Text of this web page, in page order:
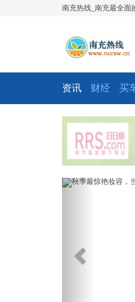
南充热线_南充最全面
资讯 财经 买
Previous